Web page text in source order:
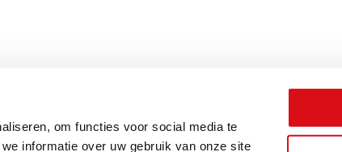
om functies voor social media te
informatie over uw gebruik van onze site